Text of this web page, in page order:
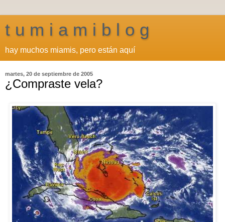
t u m i a m i b l o g
hay muchos miamis, pero están aquí
martes, 20 de septiembre de 2005
¿Compraste vela?